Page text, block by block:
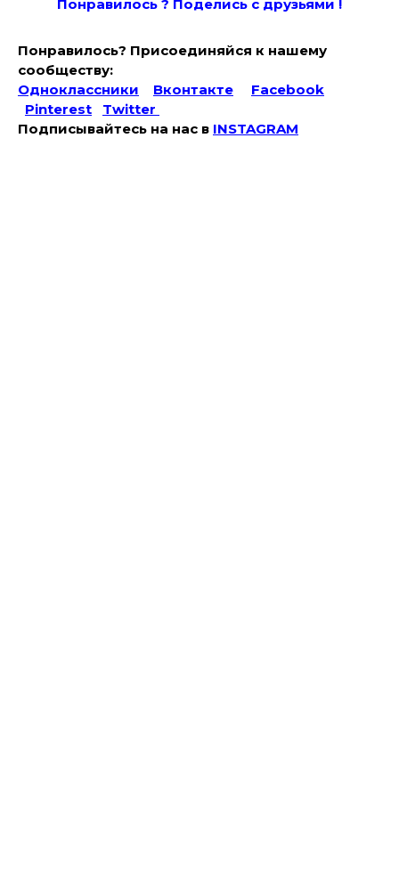
Понравилось ? Поделись с друзьями !
Понравилось? Присоединяйся к нашему
сообществу:
Одноклассники
Вконтакте
Facebook
Pinterest
Twitter
Подписывайтесь на наc в INSTAGRAM